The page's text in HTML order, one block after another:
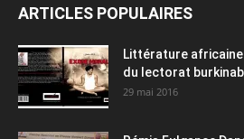
ARTICLES POPULAIRES
Littérature
du lectorat
29 mai 2016